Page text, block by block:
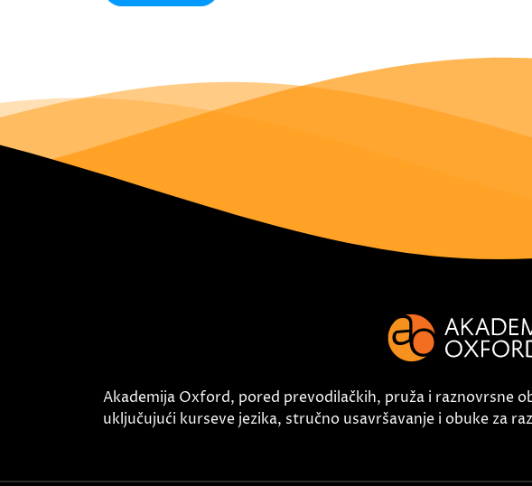
Akademija Oxford, pored prevodilačkih, pruža i raznovrsne
uključujući kurseve jezika, stručno usavršavanje i obuke za